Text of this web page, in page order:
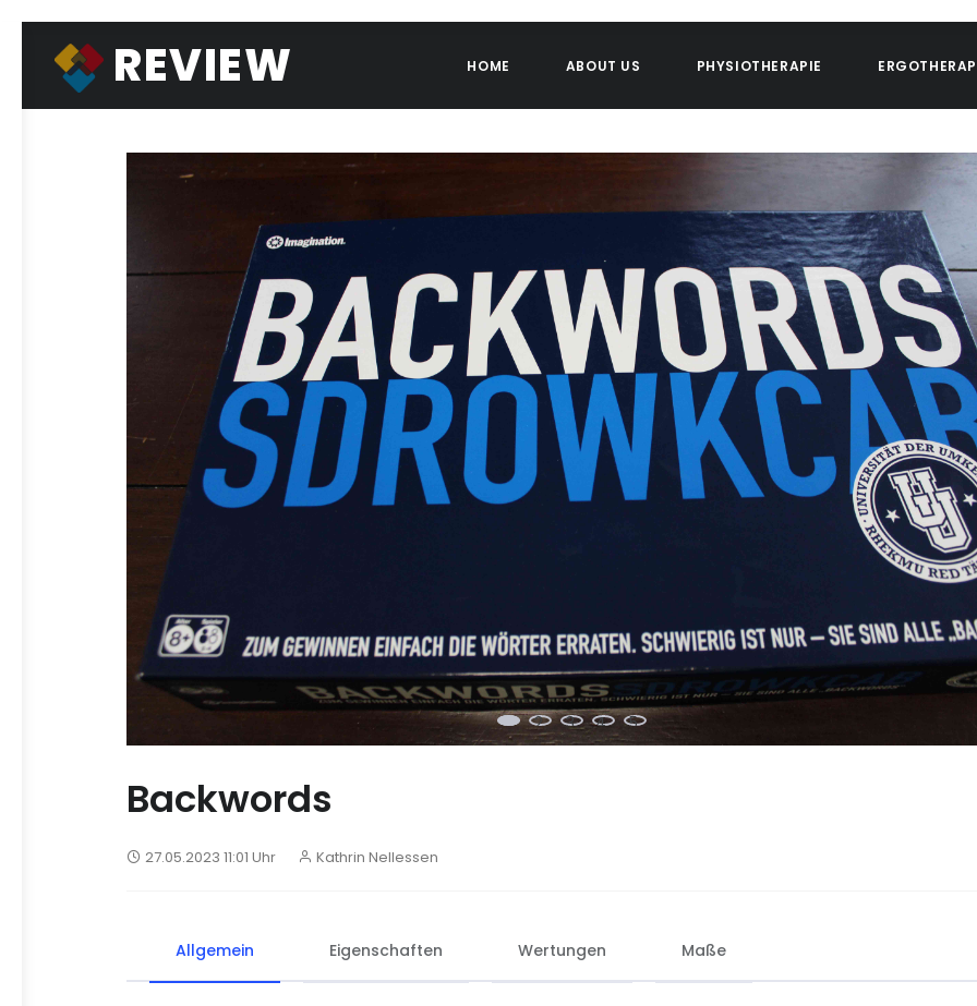
REVIEW HOME ABOUT US PHYSIOTHERAPIE
Backwords
27.05.2023 11:01 Uhr Kathrin Nellessen
Allgemein Eigenschaften Wertungen Maße